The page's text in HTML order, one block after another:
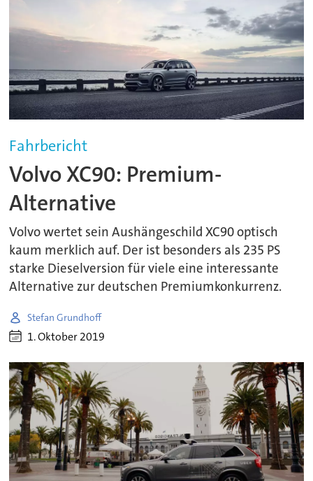
Fahrbericht
Volvo XC90: Premium-
Alternative
Volvo wertet sein Aushängeschild XC90 optisch
kaum merklich auf. Der ist besonders als 235 PS
starke Dieselversion für viele eine interessante
Alternative zur deutschen Premiumkonkurrenz.
Stefan Grundhoff
1. Oktober 2019